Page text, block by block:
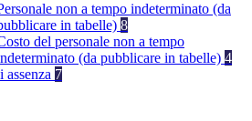
non a tempo indeterminato (da
in tabelle) 8
del personale non a tempo
(da pubblicare in tabelle) 4
assenza 7